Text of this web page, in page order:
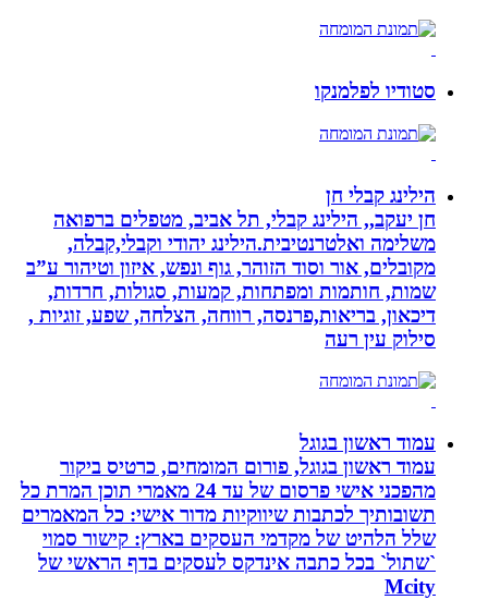
סטודיו לפלמנקו
הילינג קבלי חן
חן יעקב,, הילינג קבלי, תל אביב, מטפלים ברפואה
משלימה ואלטרנטיבית.הילינג יהודי וקבלי,קבלה,
מקובלים, אור וסוד הזוהר, גוף ונפש, איזון וטיהור ע”ב
שמות, חותמות ומפתחות, קמעות, סגולות, חרדות,
דיכאון, בריאות,פרנסה, רווחה, הצלחה, שפע, זוגיות ,
סילוק עין רעה
עמוד ראשון בגוגל
עמוד ראשון בגוגל, פורום המומחים, כרטיס ביקור
מהפכני אישי פרסום של עד 24 מאמרי תוכן המרת כל
תשובותיך לכתבות שיווקיות מדור אישי: כל המאמרים
שלל הלהיט של מקדמי העסקים בארץ: קישור סמוי
`שתול` בכל כתבה אינדקס לעסקים בדף הראשי של
Mcity